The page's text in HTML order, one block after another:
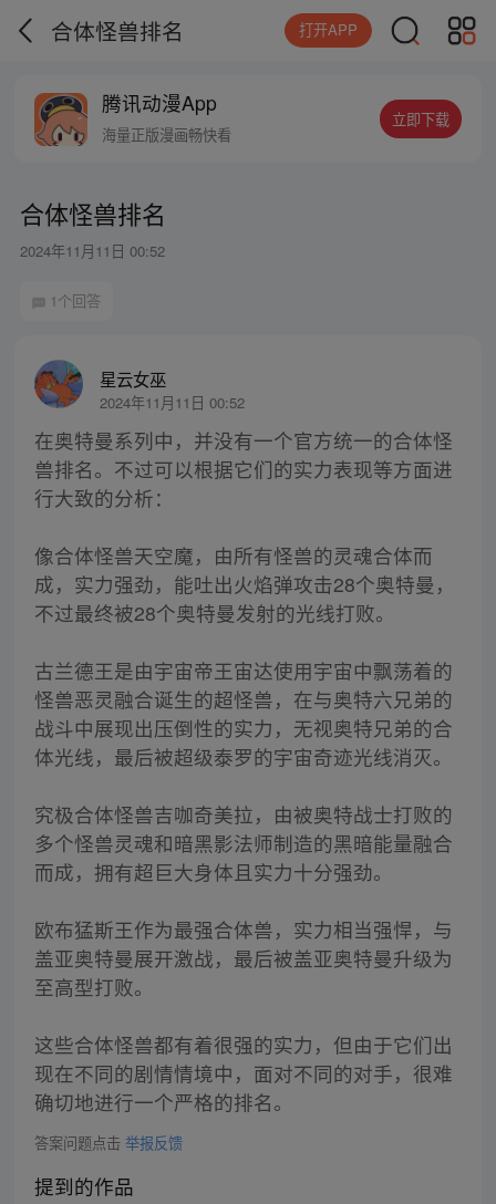
合体怪兽排名 打开APP
腾讯动漫App
海量正版漫画畅快看
立即下载
合体怪兽排名
2024年11月11日 00:52
1个回答
星云女巫
2024年11月11日 00:52
在奥特曼系列中，并没有一个官方统一的合体怪
兽排名。不过可以根据它们的实力表现等方面进
行大致的分析：
像合体怪兽天空魔，由所有怪兽的灵魂合体而
成，实力强劲，能吐出火焰弹攻击28个奥特曼，
不过最终被28个奥特曼发射的光线打败。
古兰德王是由宇宙帝王宙达使用宇宙中飘荡着的
怪兽恶灵融合诞生的超怪兽，在与奥特六兄弟的
战斗中展现出压倒性的实力，无视奥特兄弟的合
体光线，最后被超级泰罗的宇宙奇迹光线消灭。
究极合体怪兽吉咖奇美拉，由被奥特战士打败的
多个怪兽灵魂和暗黑影法师制造的黑暗能量融合
而成，拥有超巨大身体且实力十分强劲。
欧布猛斯王作为最强合体兽，实力相当强悍，与
盖亚奥特曼展开激战，最后被盖亚奥特曼升级为
至高型打败。
这些合体怪兽都有着很强的实力，但由于它们出
现在不同的剧情情境中，面对不同的对手，很难
确切地进行一个严格的排名。
答案问题点击 举报反馈
提到的作品